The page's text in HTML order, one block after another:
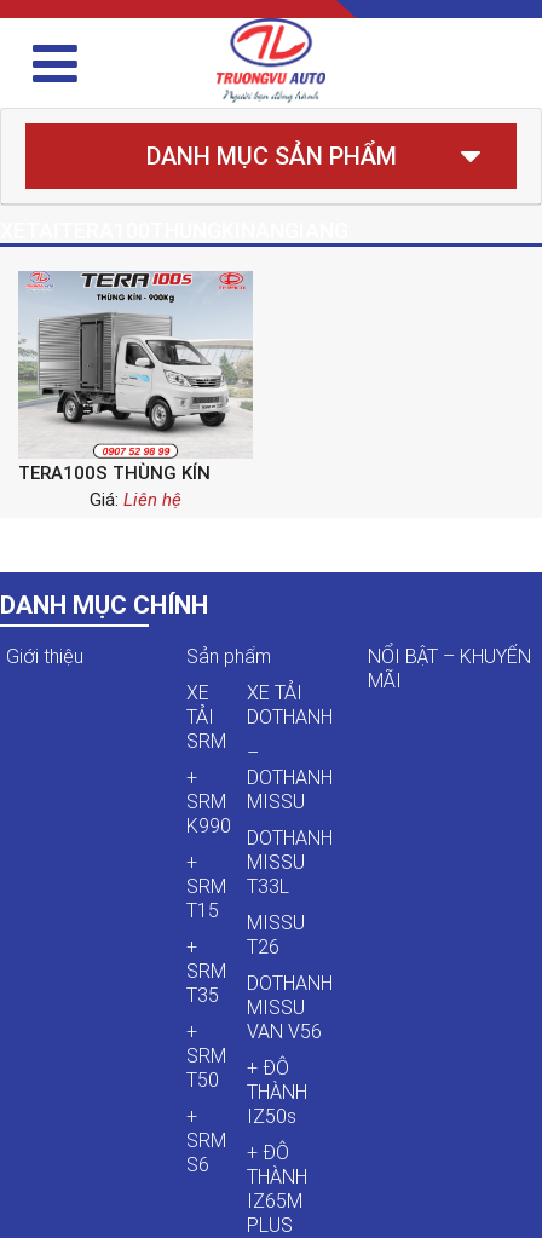
DANH MỤC SẢN PHẨM
TERA100S THÙNG KÍN
Giá: Liên hệ
DANH MỤC CHÍNH
Giới thiệu
Sản phẩm
XE
TẢI
SRM
+
SRM
K990
+
SRM
T15
+
SRM
T35
+
SRM
T50
+
SRM
S6
XE TẢI
DOTHANH
–
DOTHANH
MISSU
DOTHANH
MISSU
T33L
MISSU
T26
DOTHANH
MISSU
VAN V56
+ ĐÔ
THÀNH
IZ50s
+ ĐÔ
THÀNH
IZ65M
PLUS
NỔI BẬT – KHUYẾN
MÃI